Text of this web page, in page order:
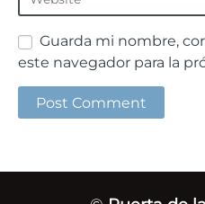
Guarda mi nombre,
este navegador para la